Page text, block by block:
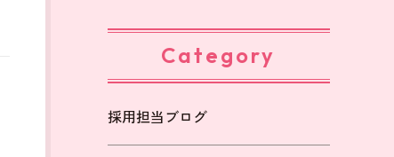
Category
採用担当ブログ